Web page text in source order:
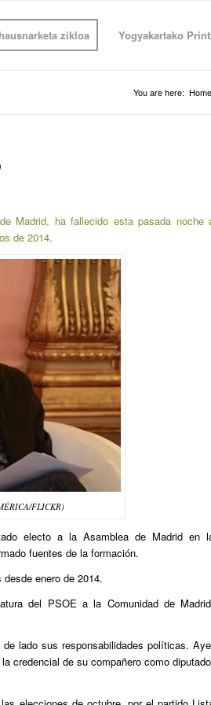
zikloa Yogyakartako
You are here: Home
Madrid, ha fallecido esta pasada noche
de 2014.
FLICKR)
electo a la Asamblea de Madrid en
fuentes de la formación.
enero de 2014.
del PSOE a la Comunidad de
lado sus responsabilidades políticas.
credencial de su compañero como